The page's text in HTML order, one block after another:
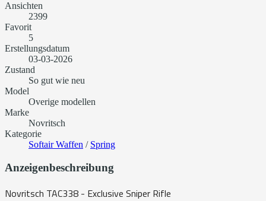
Ansichten
2399
Favorit
5
Erstellungsdatum
03-03-2026
Zustand
So gut wie neu
Model
Overige modellen
Marke
Novritsch
Kategorie
Softair Waffen / Spring
Anzeigenbeschreibung
Novritsch TAC338 - Exclusive Sniper Rifle